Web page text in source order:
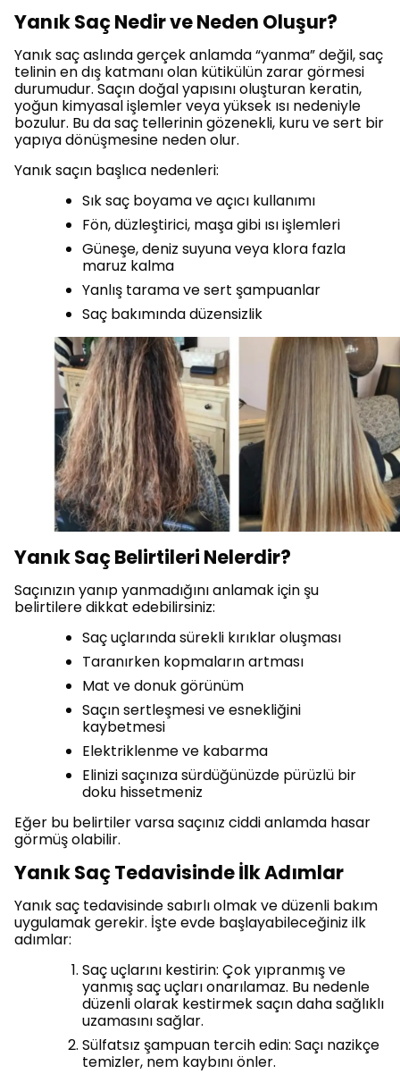
Yanık Saç Nedir ve Neden Oluşur?
Yanık saç aslında gerçek anlamda “yanma” değil, saç
telinin en dış katmanı olan kütikülün zarar görmesi
durumudur. Saçın doğal yapısını oluşturan keratin,
yoğun kimyasal işlemler veya yüksek ısı nedeniyle
bozulur. Bu da saç tellerinin gözenekli, kuru ve sert bir
yapıya dönüşmesine neden olur.
Yanık saçın başlıca nedenleri:
Sık saç boyama ve açıcı kullanımı
Fön, düzleştirici, maşa gibi ısı işlemleri
Güneşe, deniz suyuna veya klora fazla
maruz kalma
Yanlış tarama ve sert şampuanlar
Saç bakımında düzensizlik
Yanık Saç Belirtileri Nelerdir?
Saçınızın yanıp yanmadığını anlamak için şu
belirtilere dikkat edebilirsiniz:
Saç uçlarında sürekli kırıklar oluşması
Taranırken kopmaların artması
Mat ve donuk görünüm
Saçın sertleşmesi ve esnekliğini
kaybetmesi
Elektriklenme ve kabarma
Elinizi saçınıza sürdüğünüzde pürüzlü bir
doku hissetmeniz
Eğer bu belirtiler varsa saçınız ciddi anlamda hasar
görmüş olabilir.
Yanık Saç Tedavisinde İlk Adımlar
Yanık saç tedavisinde sabırlı olmak ve düzenli bakım
uygulamak gerekir. İşte evde başlayabileceğiniz ilk
adımlar:
Saç uçlarını kestirin: Çok yıpranmış ve
yanmış saç uçları onarılamaz. Bu nedenle
düzenli olarak kestirmek saçın daha sağlıklı
uzamasını sağlar.
Sülfatsız şampuan tercih edin: Saçı nazikçe
temizler, nem kaybını önler.